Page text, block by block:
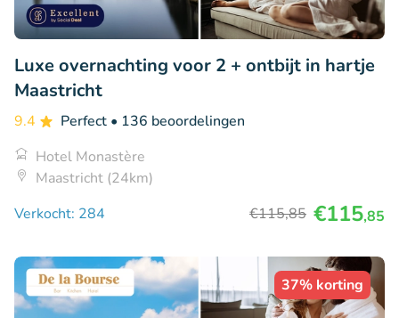
Luxe overnachting voor 2 + ontbijt in hartje
Maastricht
9.4 Perfect • 136 beoordelingen
Hotel Monastère
Maastricht (24km)
Verkocht: 284
€115,85 €115,85
37% korting